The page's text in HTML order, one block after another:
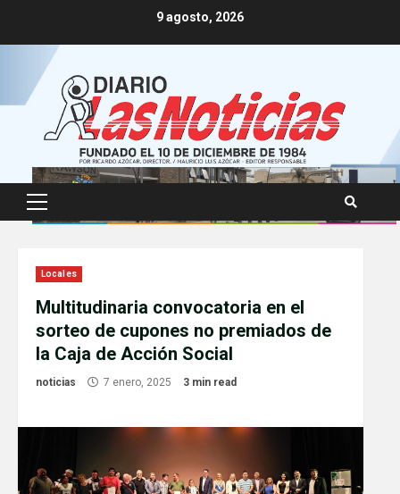
9 agosto, 2026
Primary
Menu
Locales
Multitudinaria convocatoria en el
sorteo de cupones no premiados de
la Caja de Acción Social
noticias 7 enero, 2025 3 min read